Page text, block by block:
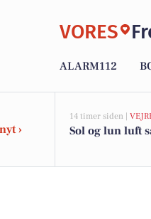
VORES
ALARM112
›
14 timer siden |
Sol og lun luft